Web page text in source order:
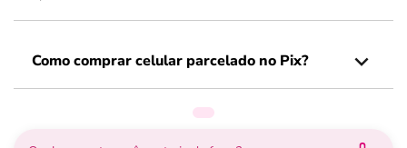
Como comprar celular parcelado no Pix?